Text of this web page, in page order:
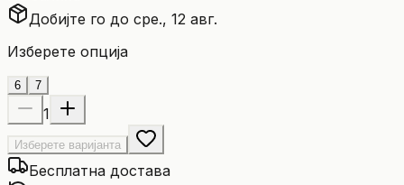
Добијте го до сре., 12 авг.
Изберете опција
6 7
1
Изберете варијанта
Бесплатна достава